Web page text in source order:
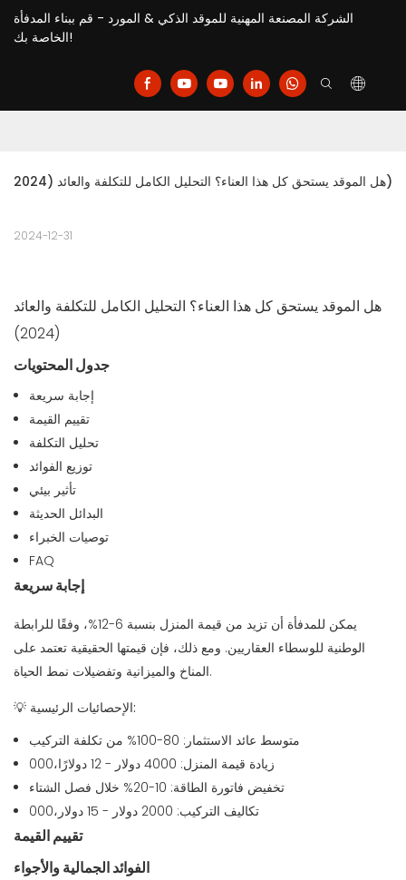
الشركة المصنعة المهنية للموقد الذكي & المورد - قم ببناء المدفأة
الخاصة بك!
هل الموقد يستحق كل هذا العناء؟ التحليل الكامل للتكلفة والعائد (2024)
2024-12-31
هل الموقد يستحق كل هذا العناء؟ التحليل الكامل للتكلفة والعائد
(2024)
جدول المحتويات
إجابة سريعة
تقييم القيمة
تحليل التكلفة
توزيع الفوائد
تأثير بيئي
البدائل الحديثة
توصيات الخبراء
FAQ
إجابة سريعة
يمكن للمدفأة أن تزيد من قيمة المنزل بنسبة 6-12%، وفقًا للرابطة
الوطنية للوسطاء العقاريين. ومع ذلك، فإن قيمتها الحقيقية تعتمد على
المناخ والميزانية وتفضيلات نمط الحياة.
💡
الإحصائيات الرئيسية:
متوسط ​​عائد الاستثمار: 80-100% من تكلفة التركيب
زيادة قيمة المنزل: 4000 دولار - 12 دولارًا،000
تخفيض فاتورة الطاقة: 10-20% خلال فصل الشتاء
تكاليف التركيب: 2000 دولار - 15 دولار،000
تقييم القيمة
الفوائد الجمالية والأجواء